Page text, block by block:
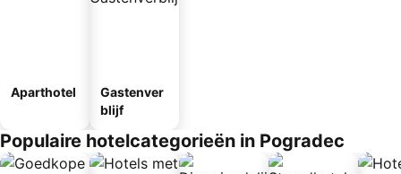
Aparthotel
Gastenver
blijf
Populaire hotelcategorieën in Pogradec